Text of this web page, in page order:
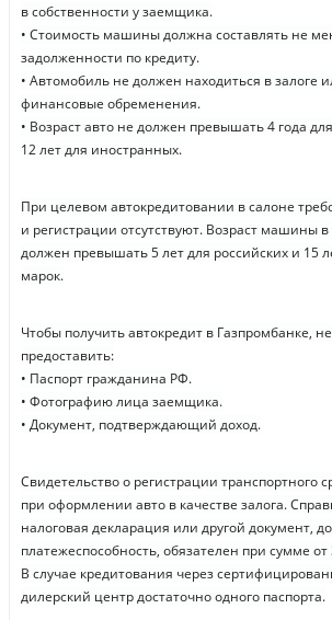
в собственности у заемщика.
• Стоимость машины должна составлять не
задолженности по кредиту.
• Автомобиль не должен находиться в залоге
финансовые обременения.
• Возраст авто не должен превышать 4 года
12 лет для иностранных.
При целевом автокредитовании в салоне
и регистрации отсутствуют. Возраст машины в
должен превышать 5 лет для российских и 15
марок.
Чтобы получить автокредит в Газпромбанке,
предоставить:
• Паспорт гражданина РФ.
• Фотографию лица заемщика.
• Документ, подтверждающий доход.
Свидетельство о регистрации транспортного
при оформлении авто в качестве залога.
налоговая декларация или другой документ,
платежеспособность, обязателен при сумме
В случае кредитования через
дилерский центр достаточно одного паспорта.